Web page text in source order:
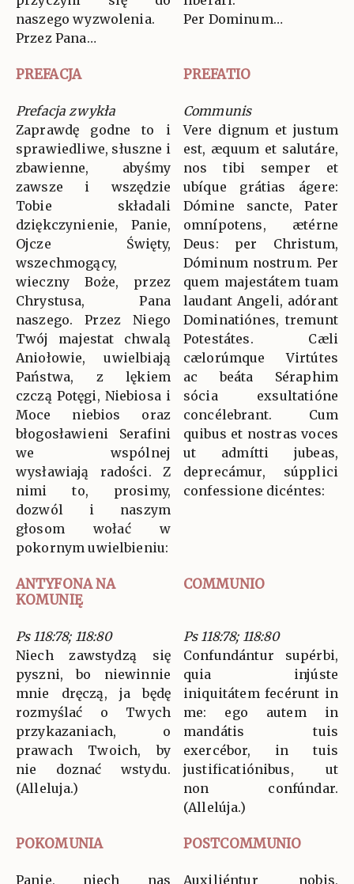
naszego wyzwolenia.
Przez Pana…
Per Dominum…
PREFACJA PREFATIO
Prefacja zwykła
Zaprawdę godne to i
sprawiedliwe, słuszne i
zbawienne, abyśmy
zawsze i wszędzie
Tobie składali
dziękczynienie, Panie,
Ojcze Święty,
wszechmogący,
wieczny Boże, przez
Chrystusa, Pana
naszego. Przez Niego
Twój majestat chwalą
Aniołowie, uwielbiają
Państwa, z lękiem
czczą Potęgi, Niebiosa i
Moce niebios oraz
błogosławieni Serafini
we wspólnej
wysławiają radości. Z
nimi to, prosimy,
dozwól i naszym
głosom wołać w
pokornym uwielbieniu:
Communis
Vere dignum et justum
est, æquum et salutáre,
nos tibi semper et
ubíque grátias ágere:
Dómine sancte, Pater
omnípotens, ætérne
Deus: per Christum,
Dóminum nostrum. Per
quem majestátem tuam
laudant Angeli, adórant
Dominatiónes, tremunt
Potestátes. Cæli
cælorúmque Virtútes
ac beáta Séraphim
sócia exsultatióne
concélebrant. Cum
quibus et nostras voces
ut admítti jubeas,
deprecámur, súpplici
confessione dicéntes:
ANTYFONA NA
KOMUNIĘ
COMMUNIO
Ps 118:78; 118:80
Niech zawstydzą się
pyszni, bo niewinnie
mnie dręczą, ja będę
rozmyślać o Twych
przykazaniach, o
prawach Twoich, by
nie doznać wstydu.
(Alleluja.)
Ps 118:78; 118:80
Confundántur supérbi,
quia injúste
iniquitátem fecérunt in
me: ego autem in
mandátis tuis
exercébor, in tuis
justificatiónibus, ut
non confúndar.
(Allelúja.)
POKOMUNIA POSTCOMMUNIO
Panie, niech nas Auxiliéntur nobis,